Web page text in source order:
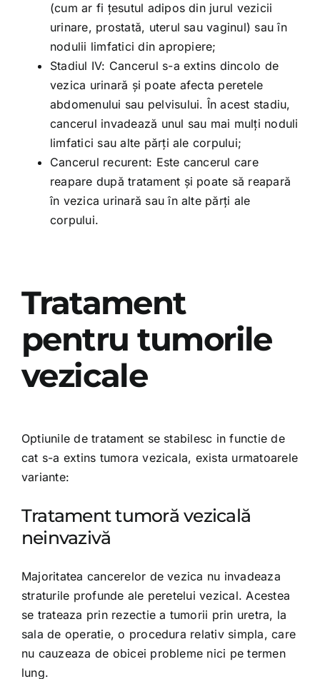
(cum ar fi țesutul adipos din jurul vezicii
urinare, prostată, uterul sau vaginul) sau în
nodulii limfatici din apropiere;
Stadiul IV: Cancerul s-a extins dincolo de
vezica urinară și poate afecta peretele
abdomenului sau pelvisului. În acest stadiu,
cancerul invadează unul sau mai mulți noduli
limfatici sau alte părți ale corpului;
Cancerul recurent: Este cancerul care
reapare după tratament și poate să reapară
în vezica urinară sau în alte părți ale
corpului.
Tratament
pentru tumorile
vezicale
Optiunile de tratament se stabilesc in functie de
cat s-a extins tumora vezicala, exista urmatoarele
variante:
Tratament tumoră vezicală
neinvazivă
Majoritatea cancerelor de vezica nu invadeaza
straturile profunde ale peretelui vezical. Acestea
se trateaza prin rezectie a tumorii prin uretra, la
sala de operatie, o procedura relativ simpla, care
nu cauzeaza de obicei probleme nici pe termen
lung.